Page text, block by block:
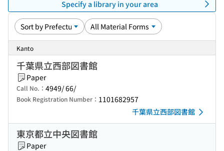
Specify a library in your area
Kanto
千葉県立西部図書館
Paper
Call No.： 4949/ 66/
Book Registration Number： 1101682957
千葉県立西部図書館
東京都立中央図書館
Paper